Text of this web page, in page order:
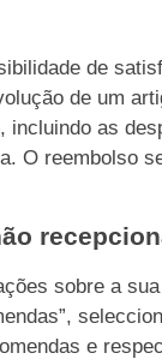
de
de um
incluindo as
O reembolso
sobre a
e